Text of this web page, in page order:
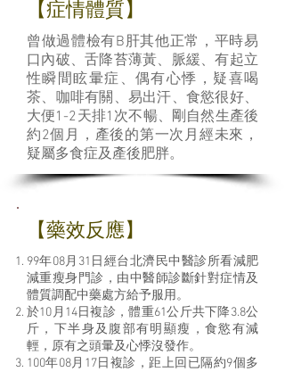
【症情體質】
曾做過體檢有B肝其他正常，平時易
口內破、舌降苔薄黃、脈緩、有起立
性瞬間眩暈症、偶有心悸，疑喜喝
茶、咖啡有關、易出汗、食慾很好、
大便1-2天排1次不暢、剛自然生產後
約2個月，產後的第一次月經未來，
疑屬多食症及產後肥胖。
​【藥效反應】
99年08月31日經台北濟民中醫診所看減肥
減重瘦身門診，由中醫師診斷針對症情及
體質調配中藥處方給予服用。
於10月14日複診，體重61公斤共下降3.8公
斤，下半身及腹部有明顯瘦，食慾有減
輕，原有之頭暈及心悸沒發作。
100年08月17日複診，距上回已隔約9個多